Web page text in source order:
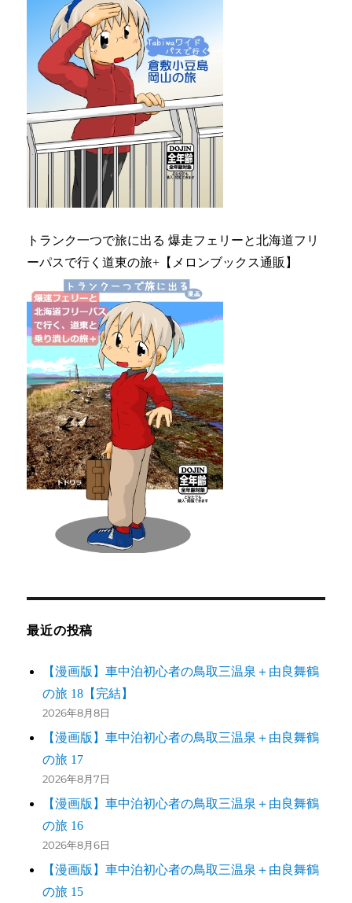
トランク一つで旅に出る 爆走フェリーと北海道フリ
ーパスで行く道東の旅+【メロンブックス通販】
最近の投稿
【漫画版】車中泊初心者の鳥取三温泉＋由良舞鶴
の旅 18【完結】
2026年8月8日
【漫画版】車中泊初心者の鳥取三温泉＋由良舞鶴
の旅 17
2026年8月7日
【漫画版】車中泊初心者の鳥取三温泉＋由良舞鶴
の旅 16
2026年8月6日
【漫画版】車中泊初心者の鳥取三温泉＋由良舞鶴
の旅 15